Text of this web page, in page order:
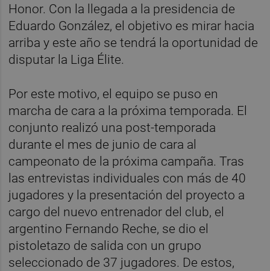
Honor. Con la llegada a la presidencia de
Eduardo González, el objetivo es mirar hacia
arriba y este año se tendrá la oportunidad de
disputar la Liga Élite.
Por este motivo, el equipo se puso en
marcha de cara a la próxima temporada. El
conjunto realizó una post-temporada
durante el mes de junio de cara al
campeonato de la próxima campaña. Tras
las entrevistas individuales con más de 40
jugadores y la presentación del proyecto a
cargo del nuevo entrenador del club, el
argentino Fernando Reche, se dio el
pistoletazo de salida con un grupo
seleccionado de 37 jugadores. De estos,